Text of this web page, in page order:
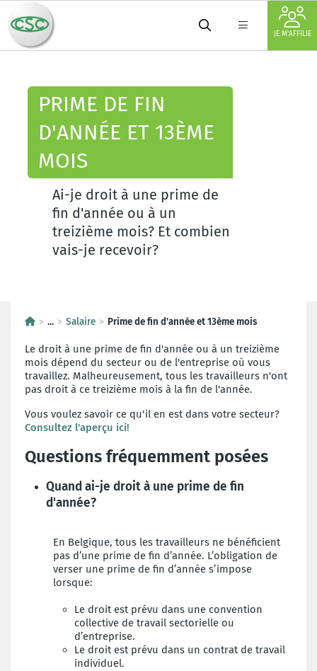
JE M'AFFILIE
PRIME DE FIN
D'ANNÉE ET 13ÈME
MOIS
Ai-je droit à une prime de
fin d'année ou à un
treizième mois? Et combien
vais-je recevoir?
... Salaire Prime de fin d'année et 13ème mois
Le droit à une prime de fin d'année ou à un treizième
mois dépend du secteur ou de l'entreprise où vous
travaillez. Malheureusement, tous les travailleurs n'ont
pas droit à ce treizième mois à la fin de l'année.
Vous voulez savoir ce qu'il en est dans votre secteur?
Consultez l'aperçu ici!
Questions fréquemment posées
Quand ai-je droit à une prime de fin
d'année?
En Belgique, tous les travailleurs ne bénéficient
pas d’une prime de fin d’année. L’obligation de
verser une prime de fin d’année s’impose
lorsque:
Le droit est prévu dans une convention
collective de travail sectorielle ou
d’entreprise.
Le droit est prévu dans un contrat de travail
individuel.